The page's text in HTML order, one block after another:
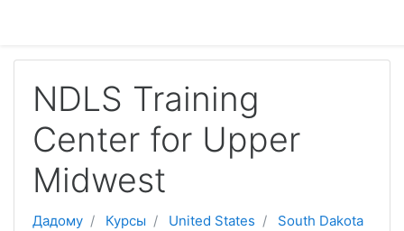
NDLS Training
Center for Upper
Midwest
Дадому Курсы United States
South Dakota